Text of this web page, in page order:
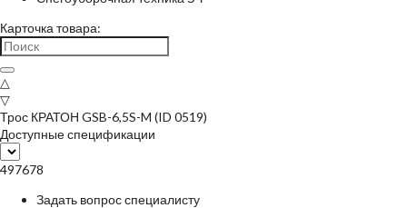
Карточка товара:
△
▽
Трос КРАТОН GSB-6,5S-M (ID 0519)
Доступные спецификации
497678
Задать вопрос специалисту